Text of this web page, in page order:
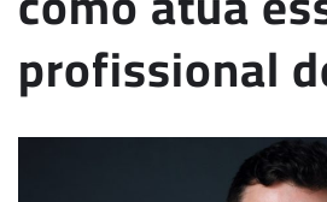
profissional